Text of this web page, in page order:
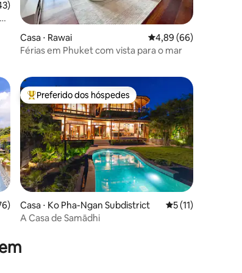
avaliação média de 5, 43 avaliações
Casa ⋅ Rawai 4,89 de uma
4,89 (66)
Férias em Phuket com vista para o mar
avaliação média de 5, 176 avaliações
Entre os melhores preferidos dos hóspedes
Preferido dos hóspedes
Casa ⋅ Ko Pha-Ngan Subdistrict 5 de uma
5 (11)
A Casa de Samādhi